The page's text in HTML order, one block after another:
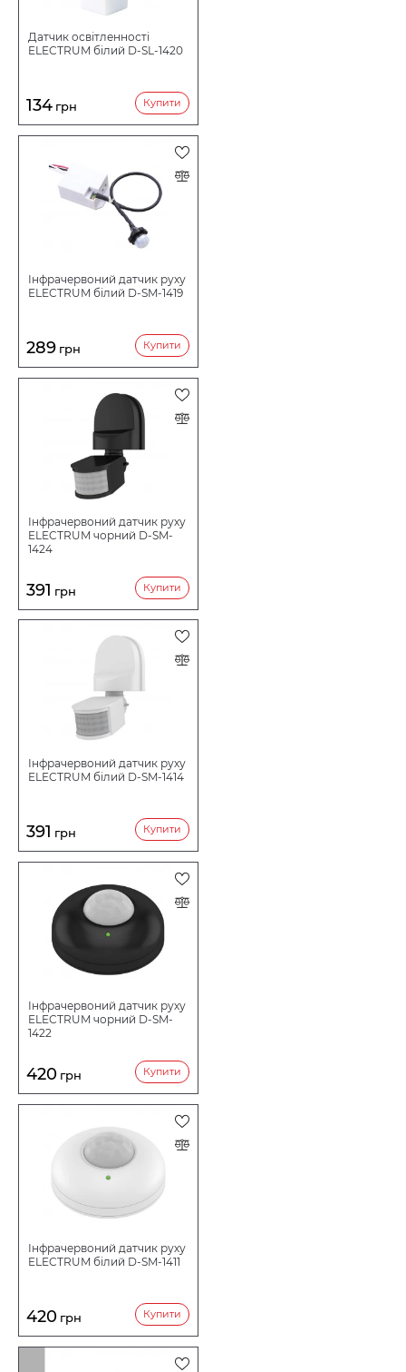
Датчик освітленності
ELECTRUM білий D-SL-1420
134 грн Купити
Інфрачервоний датчик руху
ELECTRUM білий D-SM-1419
289 грн Купити
Інфрачервоний датчик руху
ELECTRUM чорний D-SM-
1424
391 грн Купити
Інфрачервоний датчик руху
ELECTRUM білий D-SM-1414
391 грн Купити
Інфрачервоний датчик руху
ELECTRUM чорний D-SM-
1422
420 грн Купити
Інфрачервоний датчик руху
ELECTRUM білий D-SM-1411
420 грн Купити